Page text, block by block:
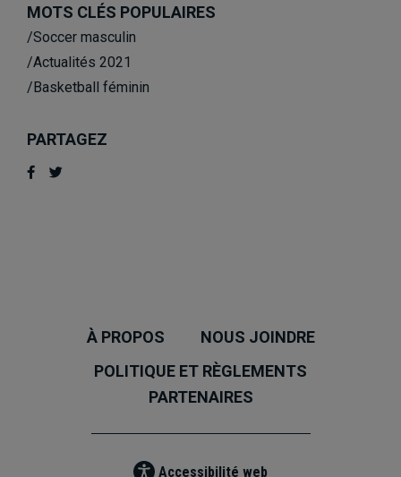
MOTS CLÉS POPULAIRES
/Soccer masculin
/Actualités 2021
/Basketball féminin
PARTAGEZ
À PROPOS
NOUS JOINDRE
POLITIQUE ET RÈGLEMENTS
PARTENAIRES
Accessibilité web